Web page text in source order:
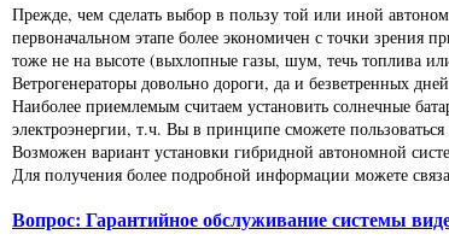
Прежде, чем сделать выбор в пользу той или иной
первоначальном этапе более экономичен с точки зрения
тоже не на высоте (выхлопные газы, шум, течь топлива
Ветрогенераторы довольно дороги, да и безветренных
Наиболее приемлемым считаем установить солнечные
электроэнергии, т.ч. Вы в принципе сможете
Возможен вариант установки гибридной автономной
Для получения более подробной информации можете
Вопрос: Гарантийное обслуживание системы